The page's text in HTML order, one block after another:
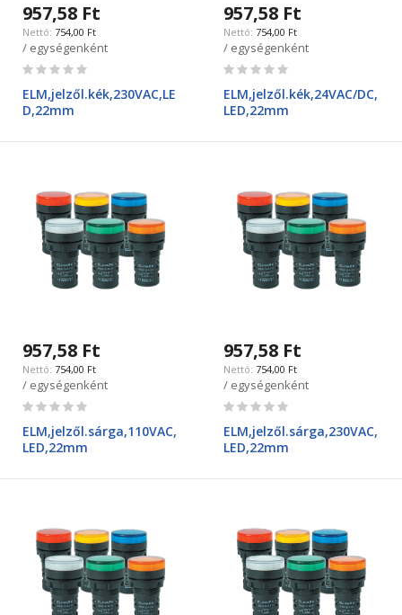
957,58 Ft
754,00 Ft
/ egységenként
Rating:
ELM,jelzől.kék,230VAC,LE
D,22mm
957,58 Ft
754,00 Ft
/ egységenként
Rating:
ELM,jelzől.kék,24VAC/DC,
LED,22mm
957,58 Ft
754,00 Ft
/ egységenként
Rating:
ELM,jelzől.sárga,110VAC,
LED,22mm
957,58 Ft
754,00 Ft
/ egységenként
Rating:
ELM,jelzől.sárga,230VAC,
LED,22mm